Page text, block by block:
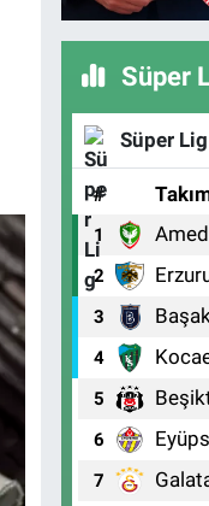
Süper
Süper Lig
#
1 Amed
2
3
4
5
6
7